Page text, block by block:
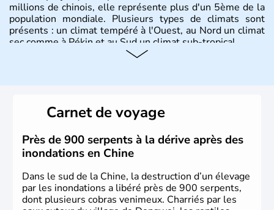
millions de chinois, elle représente plus d'un 5ème de la
population mondiale. Plusieurs types de climats sont
présents : un climat tempéré à l'Ouest, au Nord un climat
sec comme à Pékin et au Sud un climat sub-tropical.
dynasties. La dynastie Qing a été la dernière à régner
jusqu'aux guerres de l'opium lorsque la Chine s'est
constituée comme nation et a retrouvé son indépendance
en 1945. Illustre pays en matière d'inventions avant-
gardistes, la Chine a été la première utilisatrice du papier,
de l'imprimerie à caractères mobiles, de la boussole et de
la poudre à canon.
Carnet de voyage
Près de 900 serpents à la dérive après des
inondations en Chine
Dans le sud de la Chine, la destruction d’un élevage
par les inondations a libéré près de 900 serpents,
dont plusieurs cobras venimeux. Charriés par les